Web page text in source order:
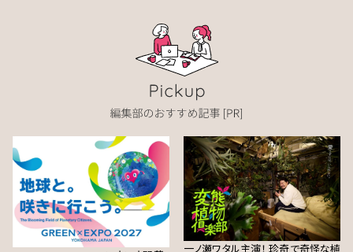
一ノ瀬ワタル主演！ 珍奇で奇怪な植